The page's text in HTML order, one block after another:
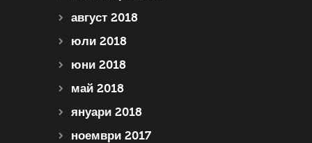
август 2018
юли 2018
юни 2018
май 2018
януари 2018
ноември 2017